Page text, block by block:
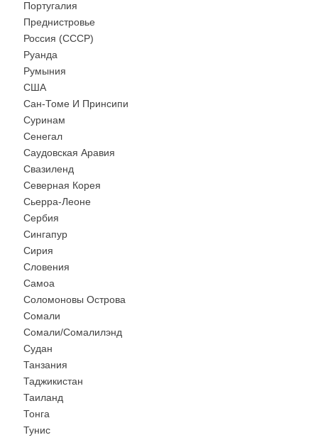
Португалия
Преднистровье
Россия (СССР)
Руанда
Румыния
США
Сан-Томе И Принсипи
Суринам
Сенегал
Саудовская Аравия
Свазиленд
Северная Корея
Сьерра-Леоне
Сербия
Сингапур
Сирия
Словения
Самоа
Соломоновы Острова
Сомали
Сомали/Сомалилэнд
Судан
Танзания
Таджикистан
Таиланд
Тонга
Тунис